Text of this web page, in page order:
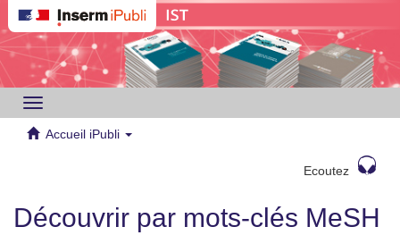
Toggle
navigation
Accueil iPubli
Ecoutez
Découvrir par mots-clés MeSH